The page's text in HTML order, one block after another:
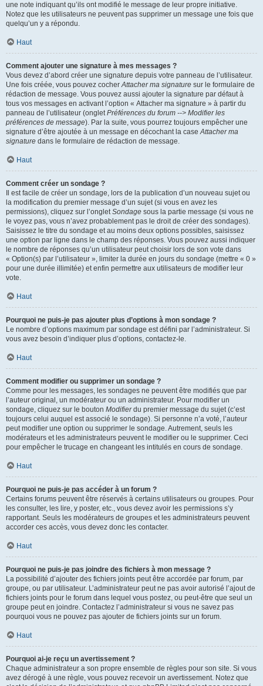
une note indiquant qu’ils ont modifié le message de leur propre initiative.
Notez que les utilisateurs ne peuvent pas supprimer un message une fois que
quelqu’un y a répondu.
Haut
Comment ajouter une signature à mes messages ?
Vous devez d’abord créer une signature depuis votre panneau de l’utilisateur.
Une fois créée, vous pouvez cocherAttacher ma signature sur le formulaire de
rédaction de message. Vous pouvez aussi ajouter la signature par défaut à
tous vos messages en activant l’option « Attacher ma signature » à partir du
panneau de l’utilisateur (ongletPréférences du forum --> Modifier les
préférences de message). Par la suite, vous pourrez toujours empêcher une
signature d’être ajoutée à un message en décochant la caseAttacher ma
signature dans le formulaire de rédaction de message.
Haut
Comment créer un sondage ?
Il est facile de créer un sondage, lors de la publication d’un nouveau sujet ou
la modification du premier message d’un sujet (si vous en avez les
permissions), cliquez sur l’ongletSondage sous la partie message (si vous ne
le voyez pas, vous n’avez probablement pas le droit de créer des sondages).
Saisissez le titre du sondage et au moins deux options possibles, saisissez
une option par ligne dans le champ des réponses. Vous pouvez aussi indiquer
le nombre de réponses qu’un utilisateur peut choisir lors de son vote dans
« Option(s) par l’utilisateur », limiter la durée en jours du sondage (mettre « 0 »
pour une durée illimitée) et enfin permettre aux utilisateurs de modifier leur
vote.
Haut
Pourquoi ne puis-je pas ajouter plus d’options à mon sondage ?
Le nombre d’options maximum par sondage est défini par l’administrateur. Si
vous avez besoin d’indiquer plus d’options, contactez-le.
Haut
Comment modifier ou supprimer un sondage ?
Comme pour les messages, les sondages ne peuvent être modifiés que par
l’auteur original, un modérateur ou un administrateur. Pour modifier un
sondage, cliquez sur le bouton Modifierdu premier message du sujet (c’est
toujours celui auquel est associé le sondage). Si personne n’a voté, l’auteur
peut modifier une option ou supprimer le sondage. Autrement, seuls les
modérateurs et les administrateurs peuvent le modifier ou le supprimer. Ceci
pour empêcher le trucage en changeant les intitulés en cours de sondage.
Haut
Pourquoi ne puis-je pas accéder à un forum ?
Certains forums peuvent être réservés à certains utilisateurs ou groupes. Pour
les consulter, les lire, y poster, etc., vous devez avoir les permissions s’y
rapportant. Seuls les modérateurs de groupes et les administrateurs peuvent
accorder ces accès, vous devez donc les contacter.
Haut
Pourquoi ne puis-je pas joindre des fichiers à mon message ?
La possibilité d’ajouter des fichiers joints peut être accordée par forum, par
groupe, ou par utilisateur. L’administrateur peut ne pas avoir autorisé l’ajout de
fichiers joints pour le forum dans lequel vous postez, ou peut-être que seul un
groupe peut en joindre. Contactez l’administrateur si vous ne savez pas
pourquoi vous ne pouvez pas ajouter de fichiers joints sur un forum.
Haut
Pourquoi ai-je reçu un avertissement ?
Chaque administrateur a son propre ensemble de règles pour son site. Si vous
avez dérogé à une règle, vous pouvez recevoir un avertissement. Notez que